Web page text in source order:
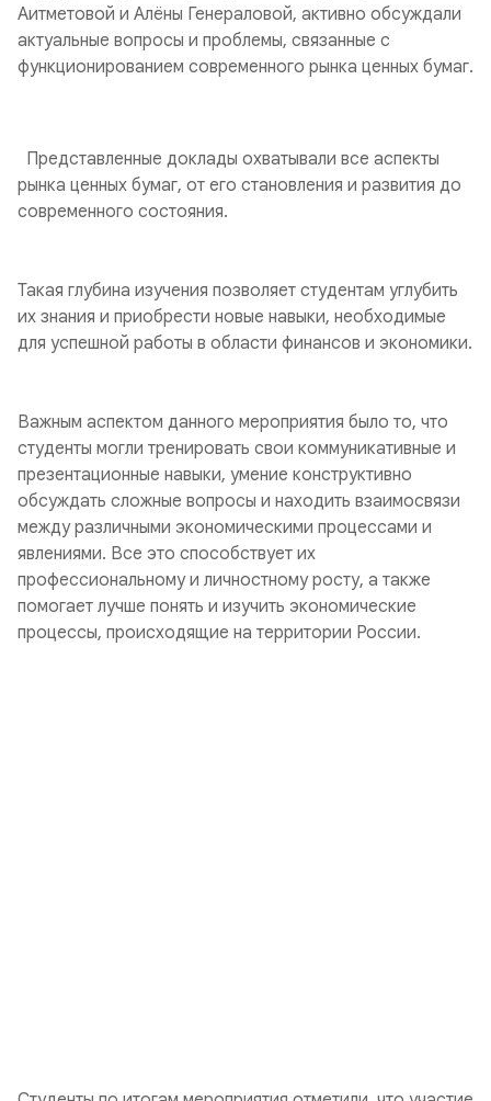
Аитметовой и Алёны Генераловой, активно обсуждали
актуальные вопросы и проблемы, связанные с
функционированием современного рынка ценных бумаг.
Представленные доклады охватывали все аспекты
рынка ценных бумаг, от его становления и развития до
современного состояния.
Такая глубина изучения позволяет студентам углубить
их знания и приобрести новые навыки, необходимые
для успешной работы в области финансов и экономики.
Важным аспектом данного мероприятия было то, что
студенты могли тренировать свои коммуникативные и
презентационные навыки, умение конструктивно
обсуждать сложные вопросы и находить взаимосвязи
между различными экономическими процессами и
явлениями. Все это способствует их
профессиональному и личностному росту, а также
помогает лучше понять и изучить экономические
процессы, происходящие на территории России.